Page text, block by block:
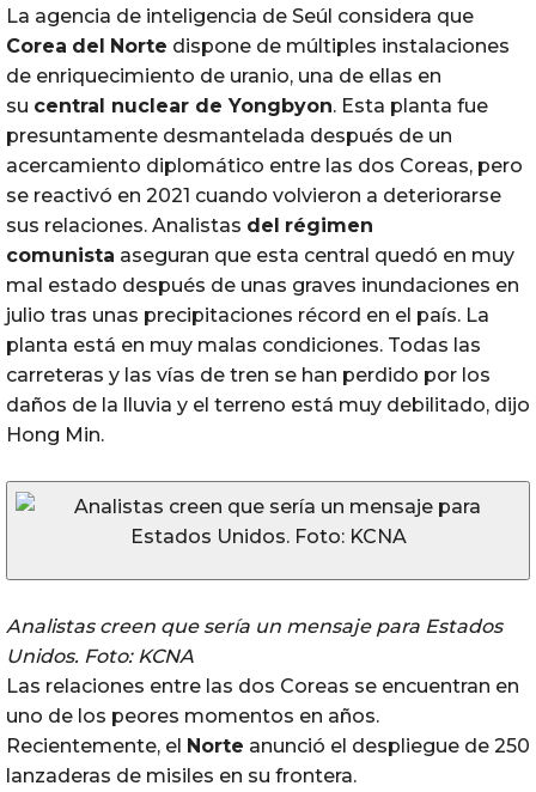
La agencia de inteligencia de Seúl considera que
Corea del Norte dispone de múltiples instalaciones
de enriquecimiento de uranio, una de ellas en
su central nuclear de Yongbyon. Esta planta fue
presuntamente desmantelada después de un
acercamiento diplomático entre las dos Coreas, pero
se reactivó en 2021 cuando volvieron a deteriorarse
sus relaciones. Analistas del régimen
comunista aseguran que esta central quedó en muy
mal estado después de unas graves inundaciones en
julio tras unas precipitaciones récord en el país. La
planta está en muy malas condiciones. Todas las
carreteras y las vías de tren se han perdido por los
daños de la lluvia y el terreno está muy debilitado, dijo
Hong Min.
Analistas creen que sería un mensaje para Estados
Unidos. Foto: KCNA
Las relaciones entre las dos Coreas se encuentran en
uno de los peores momentos en años.
Recientemente, el Norte anunció el despliegue de 250
lanzaderas de misiles en su frontera.